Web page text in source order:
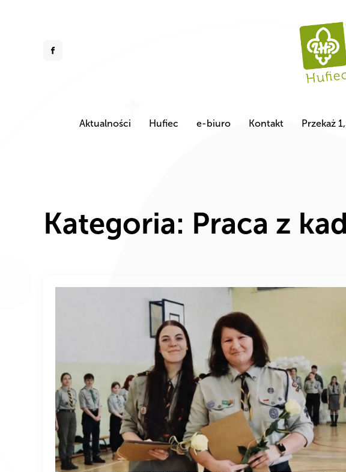
Aktualności Hufiec e-biuro Kontakt Przekaż
Kategoria: Praca z